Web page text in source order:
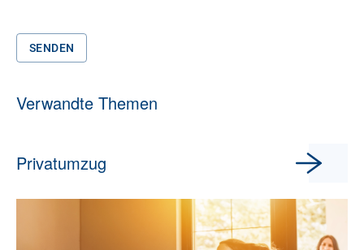
SENDEN
Verwandte Themen
Privatumzug